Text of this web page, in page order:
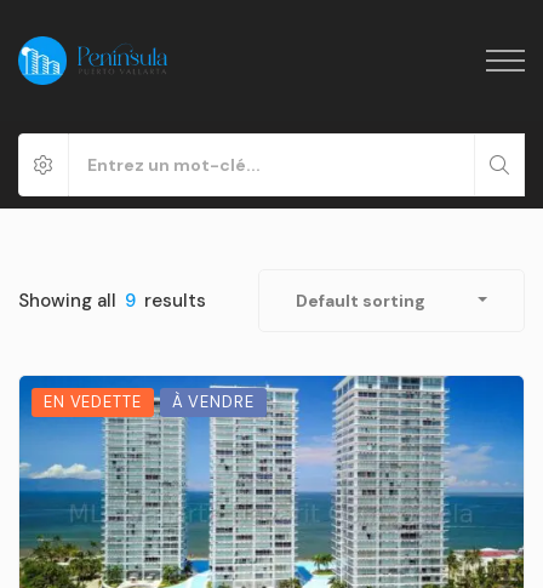
Showing all 9 results Default sorting
EN VEDETTE À VENDRE